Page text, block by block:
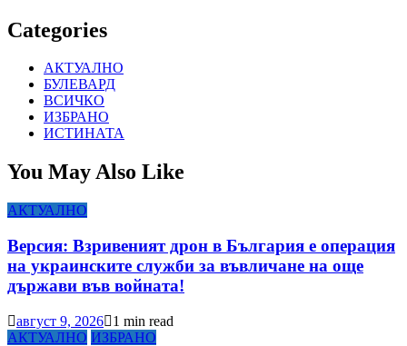
Categories
АКТУАЛНО
БУЛЕВАРД
ВСИЧКО
ИЗБРАНО
ИСТИНАТА
You May Also Like
АКТУАЛНО
Версия: Взривеният дрон в България е операция
на украинските служби за въвличане на още
държави във войната!
август 9, 2026
1 min read
АКТУАЛНО ИЗБРАНО